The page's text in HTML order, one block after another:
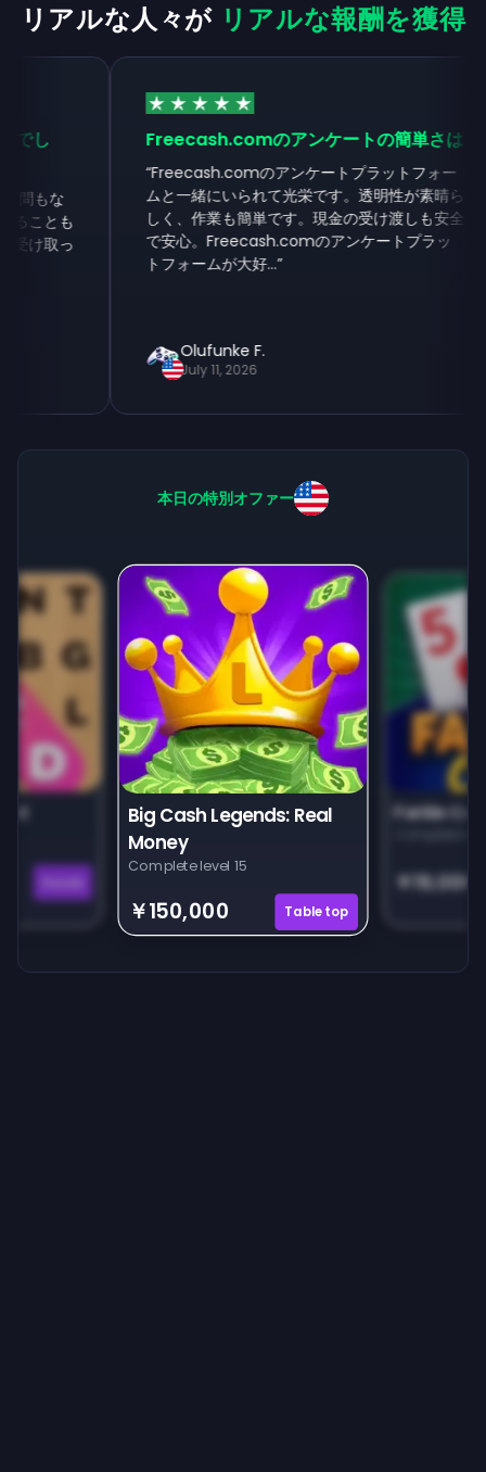
リアルな人々が リアルな報酬を獲得
し
もな
とも
取っ
Freecash.comのアンケートの簡単さは
Freecash.comのアンケートプラットフォー
ムと一緒にいられて光栄です。透明性が素晴ら
しく、作業も簡単です。現金の受け渡しも安全
で安心。Freecash.comのアンケートプラッ
トフォームが大好...”
Olufunke F.
July 11, 2026
本日の特別オファー
Farkle
￥19,000
Big Cash Legends: Real
Money
Complete level 15
￥150,000 Tabletop